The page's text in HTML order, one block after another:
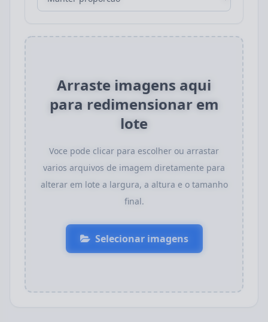
Arraste imagens aqui
para redimensionar em
lote
Voce pode clicar para escolher ou arrastar
varios arquivos de imagem diretamente para
alterar em lote a largura, a altura e o tamanho
final.
Selecionar imagens